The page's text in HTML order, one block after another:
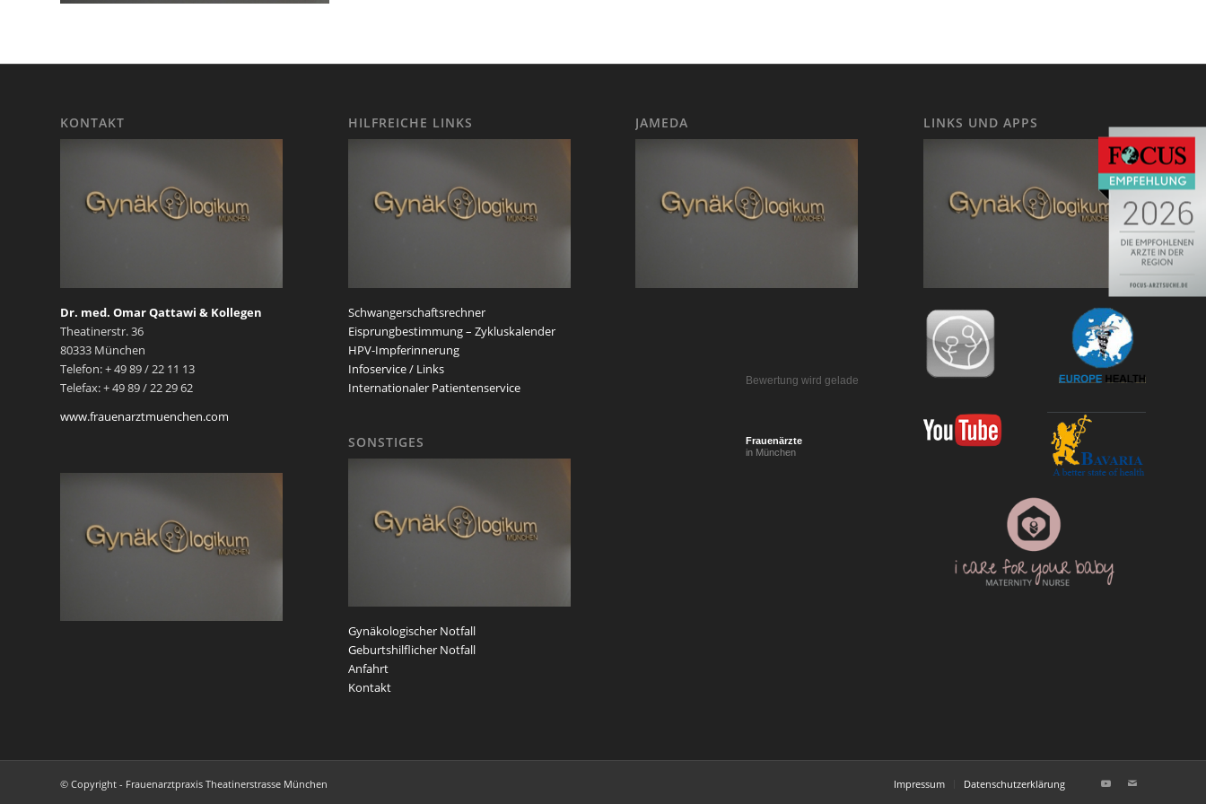
KONTAKT
Dr. med. Omar Qattawi & Kollegen
Theatinerstr. 36
80333 München
Telefon: + 49 89 / 22 11 13
Telefax: + 49 89 / 22 29 62
www.frauenarztmuenchen.com
HILFREICHE LINKS
Schwangerschaftsrechner
Eisprungbestimmung – Zykluskalender
HPV-Impferinnerung
Infoservice / Links
Internationaler Patientenservice
SONSTIGES
Gynäkologischer Notfall
Geburtshilflicher Notfall
Anfahrt
Kontakt
JAMEDA
Bewertung wird geladen…
Frauenärzte
in München
LINKS UND APPS
© Copyright - Frauenarztpraxis Theatinerstrasse München Impressum Datenschutzerklärung